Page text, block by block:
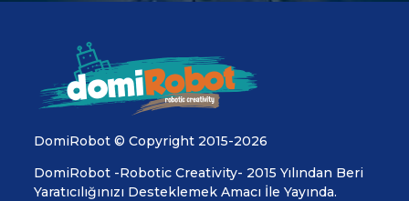
DomiRobot © Copyright 2015-2026
DomiRobot -Robotic Creativity- 2015 Yılından Beri
Yaratıcılığınızı Desteklemek Amacı İle Yayında.